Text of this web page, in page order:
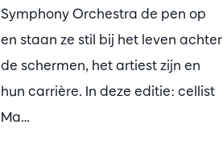
Symphony Orchestra de pen op
en staan ze stil bij het leven achter
de schermen, het artiest zijn en
hun carrière. In deze editie: cellist
Ma…